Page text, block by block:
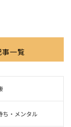
一覧
ち・メンタル